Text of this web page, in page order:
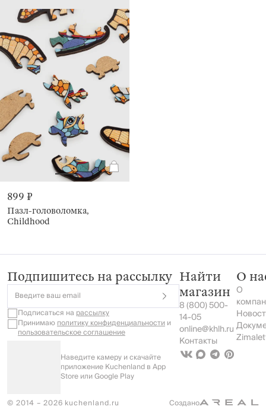
899 ₽
Пазл-головоломка,
Childhood
Подпишитесь на рассылку
Введите ваш email
Подписаться на рассылку
Принимаюполитику конфиденциальностии
пользовательское соглашение
Наведите камеру и скачайте
приложение Kuchenland в App
Store или Google Play
Найти
магазин
8 (800) 500-
14-05
online@khlh.ru
Контакты
О
О
© 2014 – 2026 kuchenland.ru Создано